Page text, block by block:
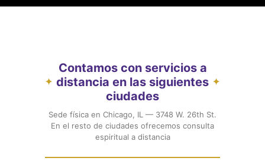
✦
Contamos con servicios a
distancia en las siguientes
ciudades
✦
Sede física en Chicago, IL — 3748 W. 26th St.
En el resto de ciudades ofrecemos consulta
espiritual a distancia